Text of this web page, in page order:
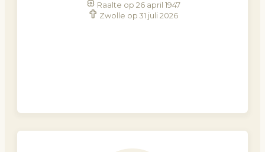
Raalte op 26 april 1947
Zwolle op 31 juli 2026